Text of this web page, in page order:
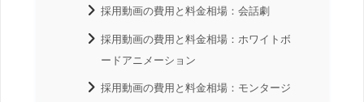
採用動画の費用と料金相場：会話劇
採用動画の費用と料金相場：ホワイトボ
ードアニメーション
採用動画の費用と料金相場：モンタージ